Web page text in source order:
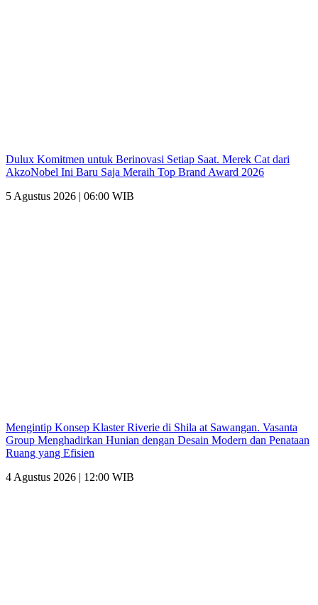
Dulux Komitmen untuk Berinovasi Setiap Saat. Merek Cat dari
AkzoNobel Ini Baru Saja Meraih Top Brand Award 2026
5 Agustus 2026 | 06:00 WIB
Mengintip Konsep Klaster Riverie di Shila at Sawangan. Vasanta
Group Menghadirkan Hunian dengan Desain Modern dan Penataan
Ruang yang Efisien
4 Agustus 2026 | 12:00 WIB